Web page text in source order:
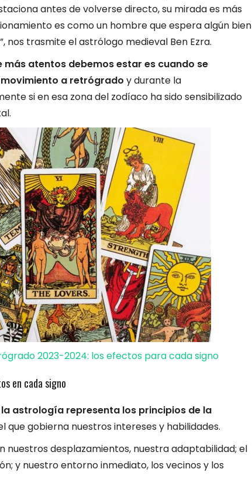
antes de volverse directo, su mirada es más
es como un hombre que espera algún bien
nos trasmite el astrólogo medieval Ben Ezra.
más atentos debemos estar es cuando se
a retrógrado y durante la
si en esa zona del zodíaco ha sido sensibilizado
2023-2024: los efectos para cada signo
en cada signo
astrología representa los principios de la
que gobierna nuestros intereses y habilidades.
nuestros desplazamientos, nuestra adaptabilidad; el
y nuestro entorno inmediato, los vecinos y los